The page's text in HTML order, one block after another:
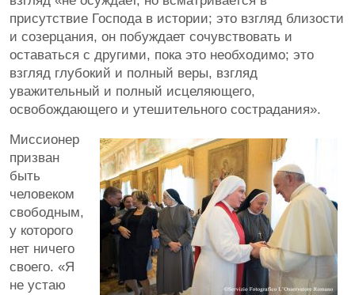
присутствие Господа в истории; это взгляд близости
и созерцания, он побуждает сочувствовать и
оставаться с другими, пока это необходимо; это
взгляд глубокий и полный веры, взгляд
уважительный и полный исцеляющего,
освобождающего и утешительного сострадания».
Миссионер
призван
быть
человеком
свободным,
у которого
нет ничего
своего. «Я
не устаю